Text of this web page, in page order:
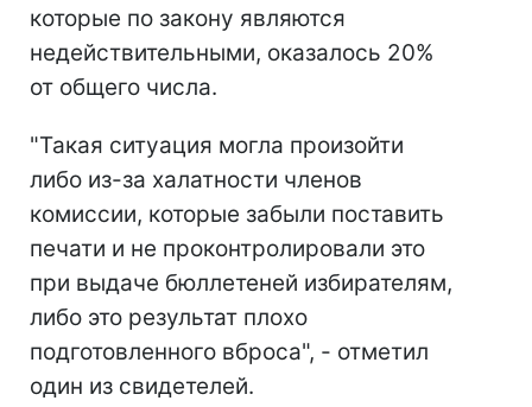
которые по закону являются
недействительными, оказалось 20%
от общего числа.
"Такая ситуация могла произойти
либо из-за халатности членов
комиссии, которые забыли поставить
печати и не проконтролировали это
при выдаче бюллетеней избирателям,
либо это результат плохо
подготовленного вброса", - отметил
один из свидетелей.